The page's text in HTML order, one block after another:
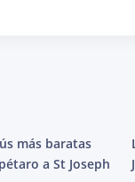
más baratas
a St Joseph